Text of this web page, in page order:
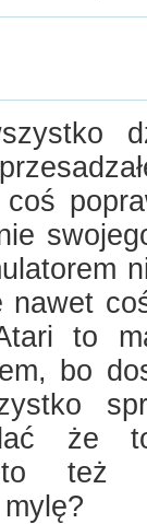
coś
to
bo
że
to też